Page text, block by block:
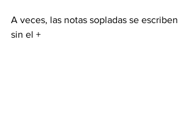
A veces, las notas sopladas se escriben
sin el +